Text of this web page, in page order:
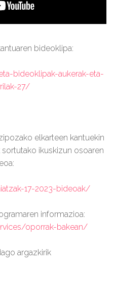
bideoklipa:
bideoklipak-aukerak-eta-
27/
elkarteen kantuekin
sortutako ikuskizun osoaren
17-2023-bideoak/
informazioa:
oporrak-bakean/
argazkirik